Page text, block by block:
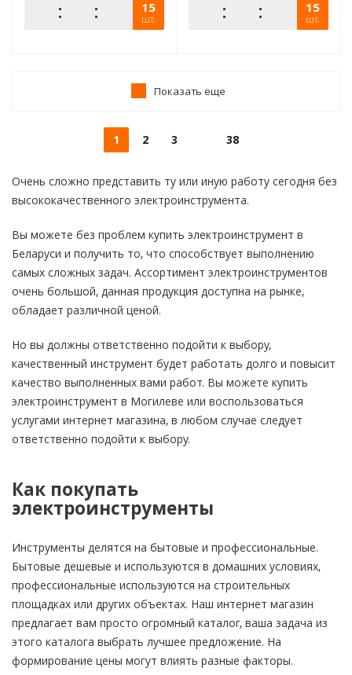
15
шт.
15
шт.
Показать еще
1 2 3 38
Очень сложно представить ту или иную работу сегодня без
высококачественного электроинструмента.
Вы можете без проблем купить электроинструмент в
Беларуси и получить то, что способствует выполнению
самых сложных задач. Ассортимент электроинструментов
очень большой, данная продукция доступна на рынке,
обладает различной ценой.
Но вы должны ответственно подойти к выбору,
качественный инструмент будет работать долго и повысит
качество выполненных вами работ. Вы можете купить
электроинструмент в Могилеве или воспользоваться
услугами интернет магазина, в любом случае следует
ответственно подойти к выбору.
Как покупать
электроинструменты
Инструменты делятся на бытовые и профессиональные.
Бытовые дешевые и используются в домашних условиях,
профессиональные используются на строительных
площадках или других объектах. Наш интернет магазин
предлагает вам просто огромный каталог, ваша задача из
этого каталога выбрать лучшее предложение. На
формирование цены могут влиять разные факторы.